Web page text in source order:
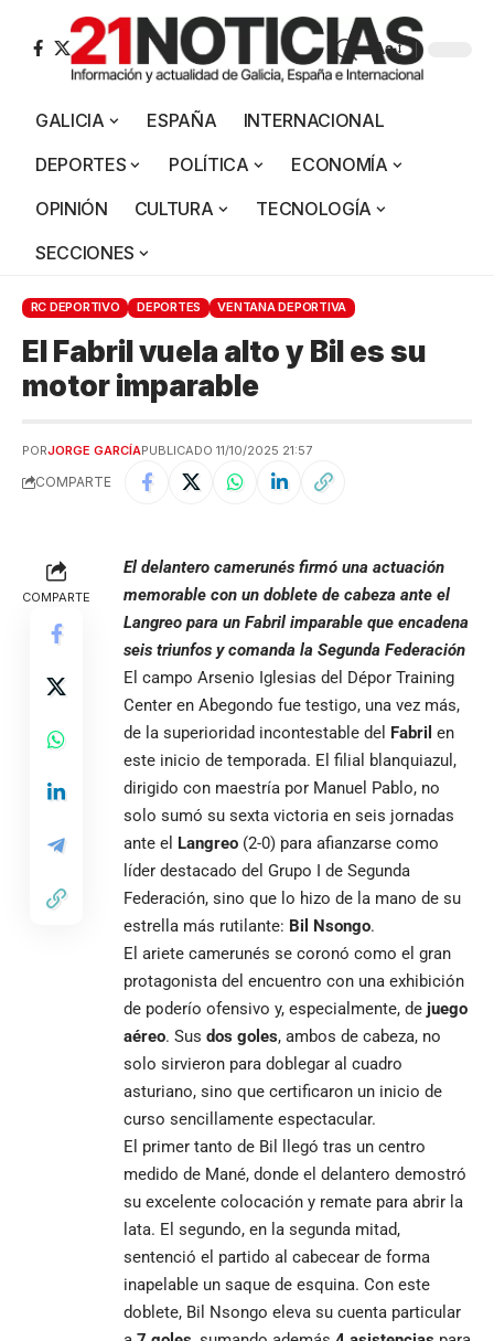
Aa
GALICIA ESPAÑA
INTERNACIONAL
DEPORTES
POLÍTICA
ECONOMÍA
OPINIÓN
CULTURA
TECNOLOGÍA
SECCIONES
RC DEPORTIVO DEPORTES VENTANA DEPORTIVA
El Fabril vuela alto y Bil es su
motor imparable
PORJORGE GARCÍAPUBLICADO 11/10/2025 21:57
COMPARTE
COMPARTE
El delantero camerunés firmó una actuación
memorable con un doblete de cabeza ante el
Langreo para un Fabril imparable que encadena
seis triunfos y comanda la Segunda Federación
El campo Arsenio Iglesias del Dépor Training
Center en Abegondo fue testigo, una vez más,
de la superioridad incontestable del Fabril en
este inicio de temporada. El filial blanquiazul,
dirigido con maestría por Manuel Pablo, no
solo sumó su sexta victoria en seis jornadas
ante el Langreo (2-0) para afianzarse como
líder destacado del Grupo I de Segunda
Federación, sino que lo hizo de la mano de su
estrella más rutilante: Bil Nsongo.
El ariete camerunés se coronó como el gran
protagonista del encuentro con una exhibición
de poderío ofensivo y, especialmente, de juego
aéreo. Sus dos goles, ambos de cabeza, no
solo sirvieron para doblegar al cuadro
asturiano, sino que certificaron un inicio de
curso sencillamente espectacular.
El primer tanto de Bil llegó tras un centro
medido de Mané, donde el delantero demostró
su excelente colocación y remate para abrir la
lata. El segundo, en la segunda mitad,
sentenció el partido al cabecear de forma
inapelable un saque de esquina. Con este
doblete, Bil Nsongo eleva su cuenta particular